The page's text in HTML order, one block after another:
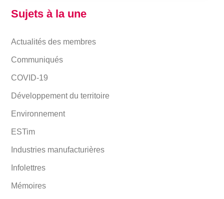
Sujets à la une
Actualités des membres
Communiqués
COVID-19
Développement du territoire
Environnement
ESTim
Industries manufacturières
Infolettres
Mémoires